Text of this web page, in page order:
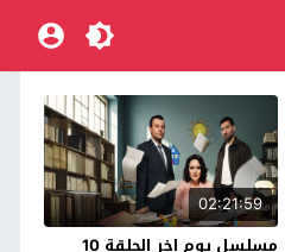
02:21:59
مسلسل يوم اخر الحلقة 10